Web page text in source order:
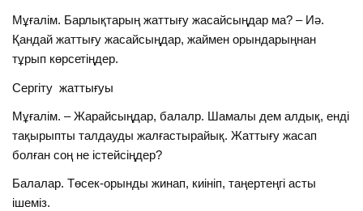
Мұғалім. Барлықтарың жаттығу жасайсыңдар ма? – Иә.
Қандай жаттығу жасайсыңдар, жаймен орындарыңнан
тұрып көрсетіңдер.
Сергіту жаттығуы
Мұғалім. – Жарайсыңдар, балалр. Шамалы дем алдық, енді
тақырыпты талдауды жалғастырайық. Жаттығу жасап
болған соң не істейсіңдер?
Балалар. Төсек-орынды жинап, киініп, таңертеңгі асты
ішеміз.